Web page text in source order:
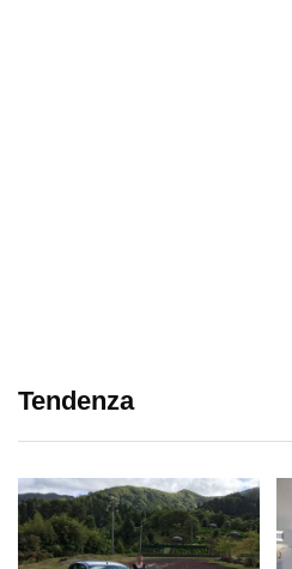
Tendenza